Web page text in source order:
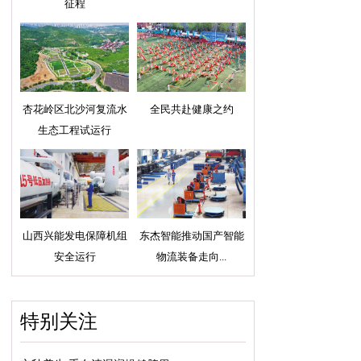
征程
杏花岭区北沙河复流水
生态工程试运行
全民共赴健康之约
山西兴能发电保障机组
安全运行
东杰智能推动国产智能
物流装备走向...
特别关注